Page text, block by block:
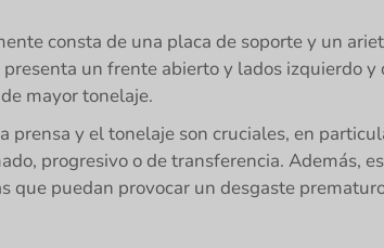
consta de una placa de soporte y un
un frente abierto y lados izquierdo
mayor tonelaje.
prensa y el tonelaje son cruciales, en
progresivo o de transferencia. Además,
que puedan provocar un desgaste